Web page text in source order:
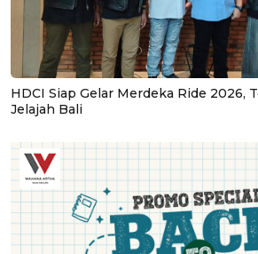
HDCI Siap Gelar Merdeka Ride 2026,
Jelajah Bali